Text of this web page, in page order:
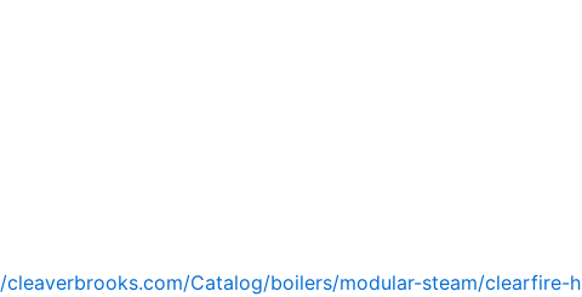
cleaverbrooks.com/Catalog/boilers/modular-steam/clearfire-h